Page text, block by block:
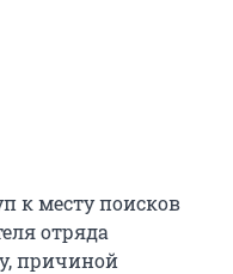
к месту поисков
отряда
причиной